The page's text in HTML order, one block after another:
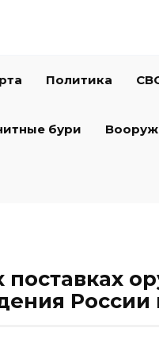
Политика
бури
России